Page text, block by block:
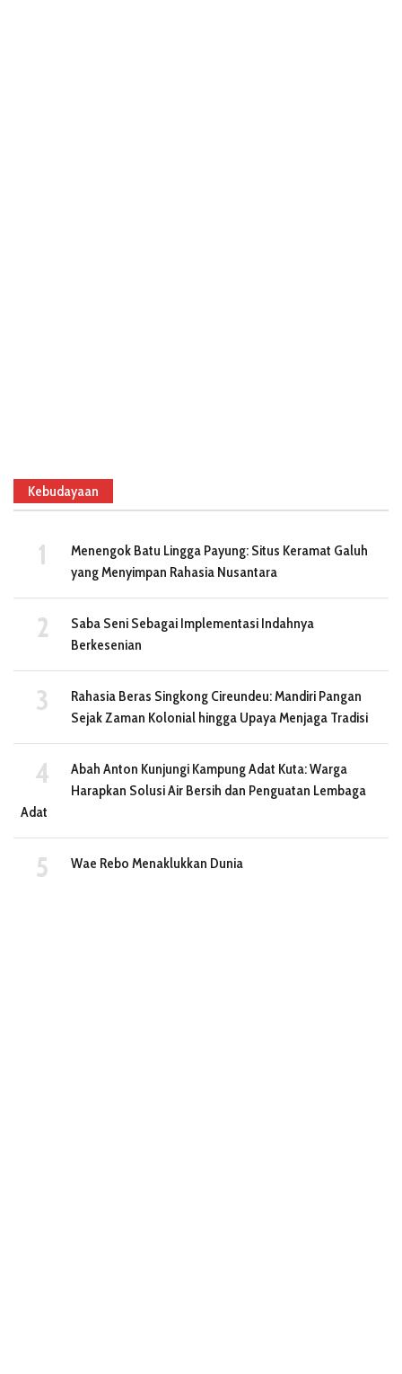
Kebudayaan
Menengok Batu Lingga Payung: Situs Keramat Galuh
yang Menyimpan Rahasia Nusantara
Saba Seni Sebagai Implementasi Indahnya
Berkesenian
Rahasia Beras Singkong Cireundeu: Mandiri Pangan
Sejak Zaman Kolonial hingga Upaya Menjaga Tradisi
Abah Anton Kunjungi Kampung Adat Kuta: Warga
Harapkan Solusi Air Bersih dan Penguatan Lembaga
Adat
Wae Rebo Menaklukkan Dunia